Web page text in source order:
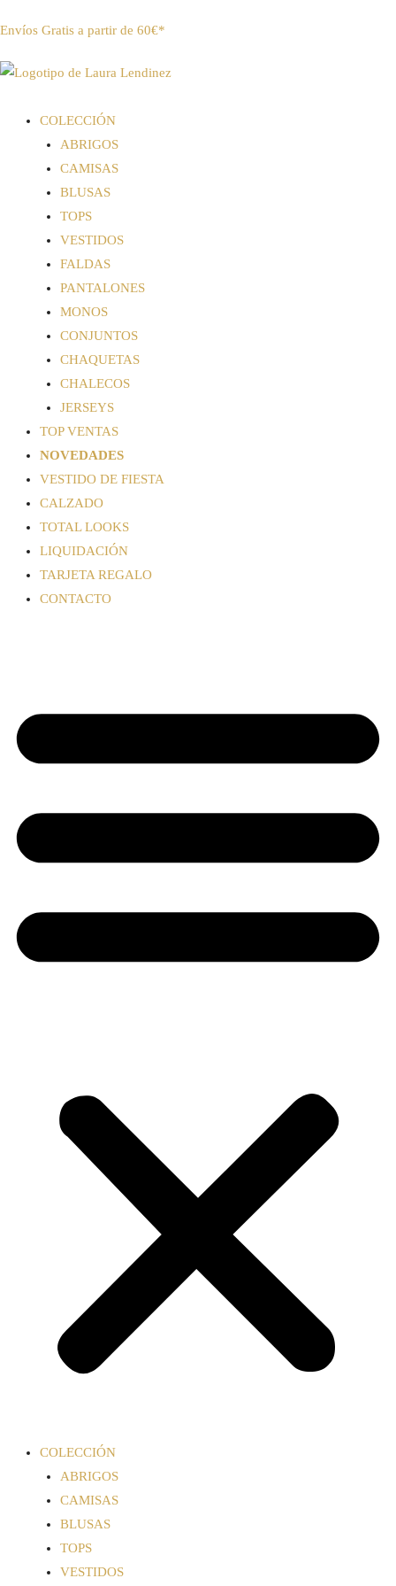
Envíos Gratis a partir de 60€*
COLECCIÓN
ABRIGOS
CAMISAS
BLUSAS
TOPS
VESTIDOS
FALDAS
PANTALONES
MONOS
CONJUNTOS
CHAQUETAS
CHALECOS
JERSEYS
TOP VENTAS
NOVEDADES
VESTIDO DE FIESTA
CALZADO
TOTAL LOOKS
LIQUIDACIÓN
TARJETA REGALO
CONTACTO
COLECCIÓN
ABRIGOS
CAMISAS
BLUSAS
TOPS
VESTIDOS